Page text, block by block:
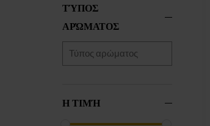
Al Wataniah
Alexandre.J
Alyssa Ashley(1)
Amaran(15)
Amouroud
ΤΎΠΟΣ
ΑΡΏΜΑΤΟΣ
Η ΤΙΜΉ